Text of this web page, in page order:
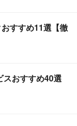
すすめ11選【徹
おすすめ40選